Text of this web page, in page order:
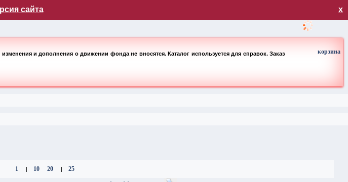
сайта х
и дополнения о движении фонда не вносятся. Каталог используется для справок. Заказ
корзина
1 | 10 20 | 25